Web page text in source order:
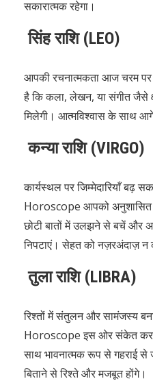
सकारात्मक रहेगा।
सिंह राशि (LEO)
आपकी रचनात्मकता आज चरम
है कि कला, लेखन, या संगीत जैसे
मिलेगी। आत्मविश्वास के साथ
कन्या राशि (VIRGO)
कार्यस्थल पर जिम्मेदारियाँ बढ़
Horoscope आपको अनुशासित
छोटी बातों में उलझने से बचें और
निपटाएं। सेहत को नज़रअंदाज़ न
तुला राशि (LIBRA)
रिश्तों में संतुलन और सामंजस्य
Horoscope इस ओर संकेत कर
साथ भावनात्मक रूप से गहराई
बिताने से रिश्ते और मजबूत होंगे।